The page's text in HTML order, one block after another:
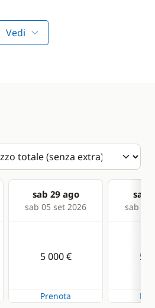
Vedi
sab 29 ago
sab 05 set 2026
sab
sab 12
5 000 €
Prenota
5